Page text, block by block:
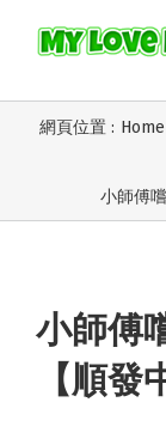
網頁位置 : Home
小師傅
小師傅
【順發